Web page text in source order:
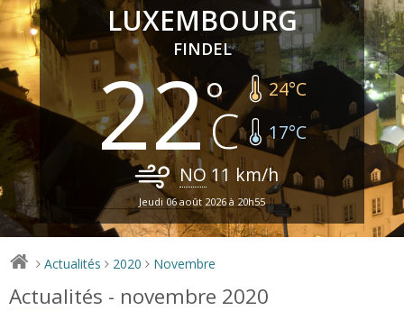
LUXEMBOURG
FINDEL
22 24°C
17°C
NO 11 km/h
Jeudi 06 août 2026 à 20h55
> Actualités > 2020 > Novembre
Actualités - novembre 2020